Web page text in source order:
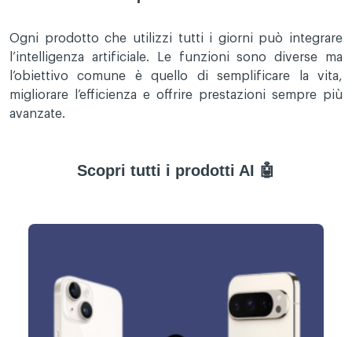
Ogni prodotto che utilizzi tutti i giorni può integrare
l’intelligenza artificiale. Le funzioni sono diverse ma
l’obiettivo comune è quello di semplificare la vita,
migliorare l’efficienza e offrire prestazioni sempre più
avanzate.
Scopri tutti i prodotti AI 🤖